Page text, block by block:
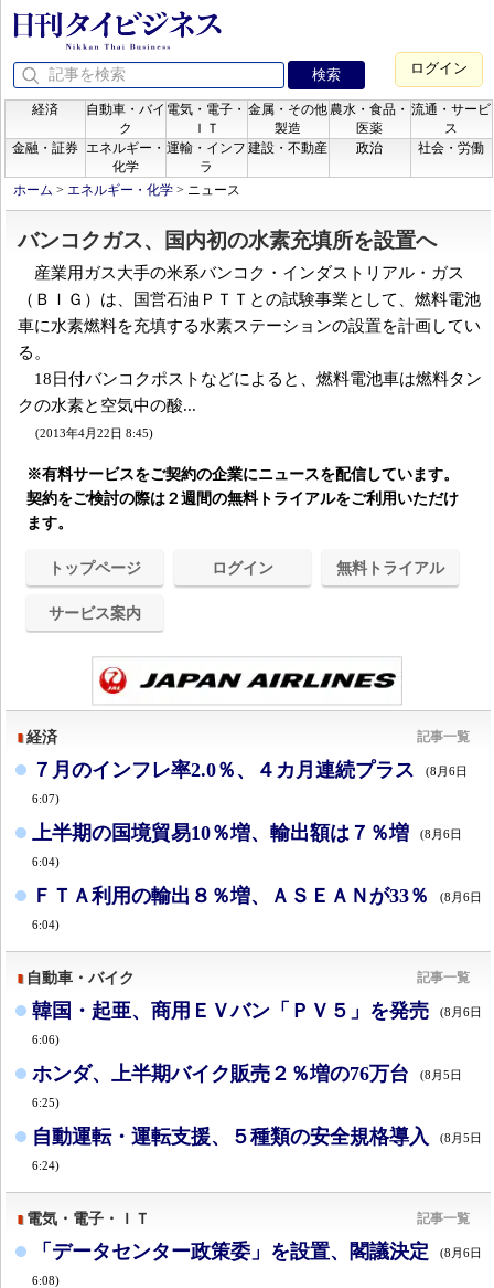
ログイン
経済
自動車・バイ
ク
電気・電子・
ＩＴ
金属・その他
製造
農水・食品・
医薬
流通・サービ
ス
金融・証券
エネルギー・
化学
運輸・インフ
ラ
建設・不動産 政治 社会・労働
ホーム > エネルギー・化学 > ニュース
バンコクガス、国内初の水素充填所を設置へ
産業用ガス大手の米系バンコク・インダストリアル・ガス
（ＢＩＧ）は、国営石油ＰＴＴとの試験事業として、燃料電池
車に水素燃料を充填する水素ステーションの設置を計画してい
る。
18日付バンコクポストなどによると、燃料電池車は燃料タン
クの水素と空気中の酸...
(2013年4月22日 8:45)
※有料サービスをご契約の企業にニュースを配信しています。
契約をご検討の際は２週間の無料トライアルをご利用いただけ
ます。
トップページ ログイン 無料トライアル
サービス案内
経済 記事一覧
７月のインフレ率2.0％、４カ月連続プラス (8月6日
6:07)
上半期の国境貿易10％増、輸出額は７％増 (8月6日
6:04)
ＦＴＡ利用の輸出８％増、ＡＳＥＡＮが33％ (8月6日
6:04)
自動車・バイク 記事一覧
韓国・起亜、商用ＥＶバン「ＰＶ５」を発売 (8月6日
6:06)
ホンダ、上半期バイク販売２％増の76万台 (8月5日
6:25)
自動運転・運転支援、５種類の安全規格導入 (8月5日
6:24)
電気・電子・ＩＴ 記事一覧
「データセンター政策委」を設置、閣議決定 (8月6日
6:08)